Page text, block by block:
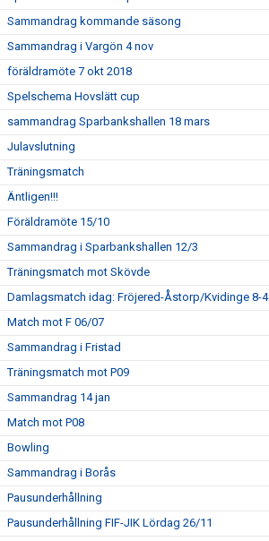
Sammandrag kommande säsong
Sammandrag i Vargön 4 nov
föräldramöte 7 okt 2018
Spelschema Hovslätt cup
sammandrag Sparbankshallen 18 mars
Julavslutning
Träningsmatch
Äntligen!!!
Föräldramöte 15/10
Sammandrag i Sparbankshallen 12/3
Träningsmatch mot Skövde
Damlagsmatch idag: Fröjered-Åstorp/Kvidinge 8-4
Match mot F 06/07
Sammandrag i Fristad
Träningsmatch mot P09
Sammandrag 14 jan
Match mot P08
Bowling
Sammandrag i Borås
Pausunderhållning
Pausunderhållning FIF-JIK Lördag 26/11